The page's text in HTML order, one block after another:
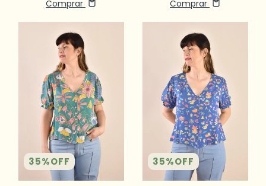
Comprar Comprar
35%OFF 35%OFF